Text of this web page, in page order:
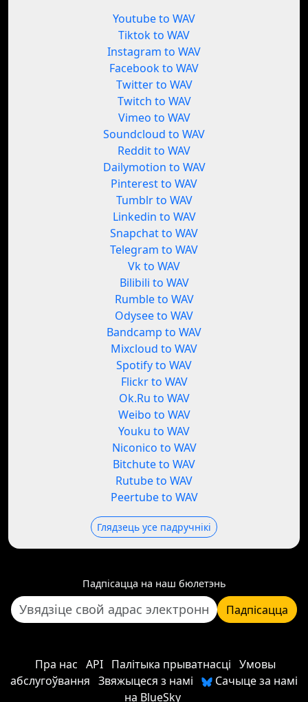
Youtube to WAV
Tiktok to WAV
Instagram to WAV
Facebook to WAV
Twitter to WAV
Twitch to WAV
Vimeo to WAV
Soundcloud to WAV
Reddit to WAV
Dailymotion to WAV
Pinterest to WAV
Tumblr to WAV
Linkedin to WAV
Snapchat to WAV
Telegram to WAV
Vk to WAV
Bilibili to WAV
Rumble to WAV
Odysee to WAV
Bandcamp to WAV
Mixcloud to WAV
Spotify to WAV
Flickr to WAV
Ok.Ru to WAV
Weibo to WAV
Youku to WAV
Niconico to WAV
Bitchute to WAV
Rutube to WAV
Peertube to WAV
Глядзець усе падручнікі
Падпісацца на наш бюлетэнь
Падпісацца
Пра нас API Палітыка прыватнасці Умовы
абслугоўвання Звяжыцеся з намі
Сачыце за намі
на BlueSky